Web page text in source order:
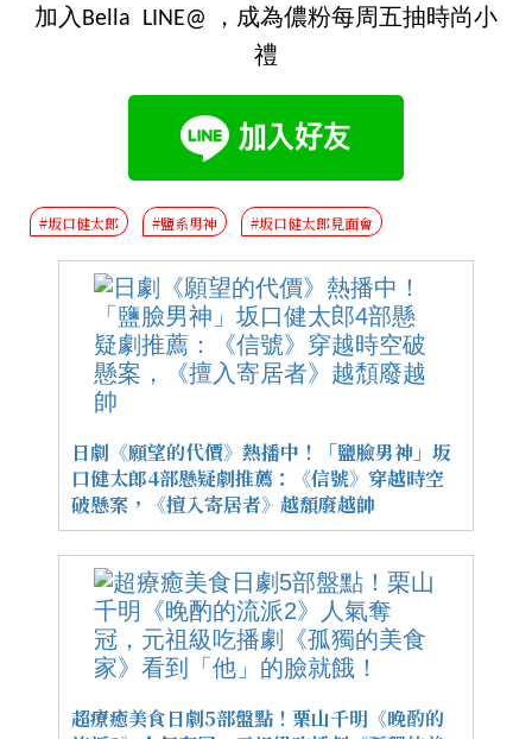
加入Bella LINE@ ，成為儂粉每周五抽時尚小
禮
#坂口健太郎 #鹽系男神 #坂口健太郎見面會
日劇《願望的代價》熱播中！「鹽臉男神」坂
口健太郎4部懸疑劇推薦：《信號》穿越時空
破懸案，《擅入寄居者》越頹廢越帥
超療癒美食日劇5部盤點！栗山千明《晚酌的